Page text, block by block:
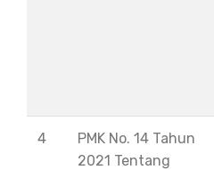
4
PMK No. 14 Tahun
2021 Tentang